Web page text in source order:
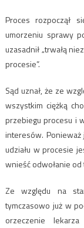
Proces rozpoczął
umorzeniu sprawy
uzasadnił „trwałą
procesie”.
Sąd uznał, że ze
wszystkim ciężką
przebiegu procesu i
interesów.
udziału w procesie
wnieść odwołanie od
Ze względu na
tymczasowo już w
orzeczenie